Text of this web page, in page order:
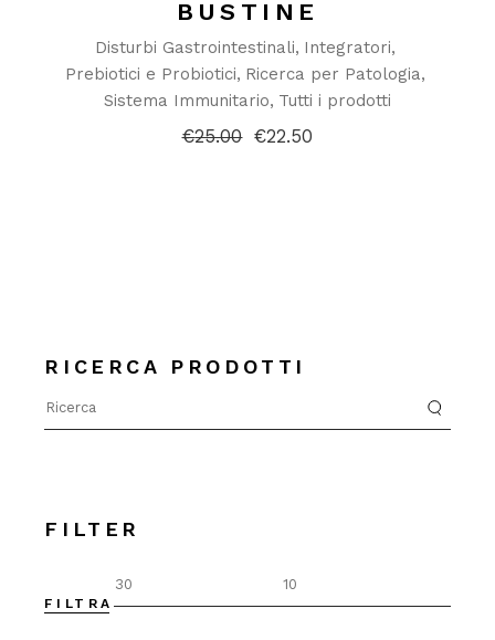
BUSTINE
Disturbi Gastrointestinali Integratori
Prebiotici e Probiotici Ricerca per Patologia
Sistema Immunitario Tutti i prodotti
€25.00 Il€22.50
Il
RICERCA PRODOTTI
for:
FILTER
FILTRA